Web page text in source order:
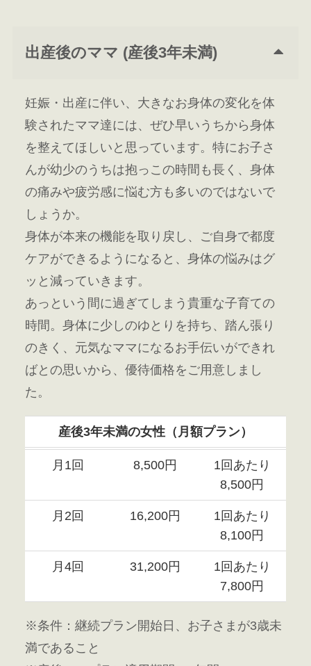
出産後のママ (産後3年未満)
妊娠・出産に伴い、大きなお身体の変化を体
験されたママ達には、ぜひ早いうちから身体
を整えてほしいと思っています。特にお子さ
んが幼少のうちは抱っこの時間も長く、身体
の痛みや疲労感に悩む方も多いのではないで
しょうか。
身体が本来の機能を取り戻し、ご自身で都度
ケアができるようになると、身体の悩みはグ
ッと減っていきます。
あっという間に過ぎてしまう貴重な子育ての
時間。身体に少しのゆとりを持ち、踏ん張り
のきく、元気なママになるお手伝いができれ
ばとの思いから、優待価格をご用意しまし
た。
産後3年未満の女性（月額プラン）
月1回 8,500円
1回あたり
8,500円
月2回 16,200円
1回あたり
8,100円
月4回 31,200円
1回あたり
7,800円
※条件：継続プラン開始日、お子さまが3歳未
満であること